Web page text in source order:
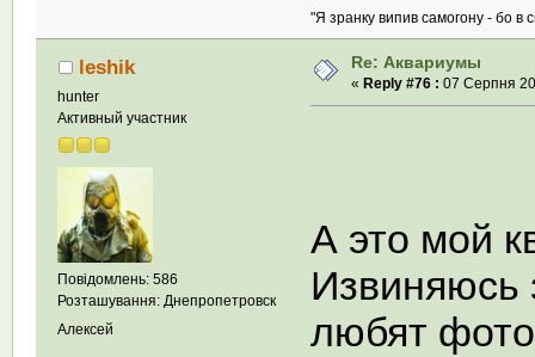
"Я зранку випив самогону - бо в
leshik
hunter
Активный участник
Повідомлень: 586
Розташування: Днепропетровск
Алексей
Re: Аквариумы
« Reply #76 : 07 Серпня
А это мой
Извиняюсь
любят